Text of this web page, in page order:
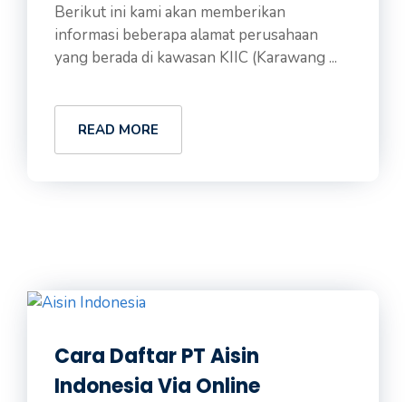
Berikut ini kami akan memberikan
informasi beberapa alamat perusahaan
yang berada di kawasan KIIC (Karawang ...
READ MORE
Cara Daftar PT Aisin
Indonesia Via Online